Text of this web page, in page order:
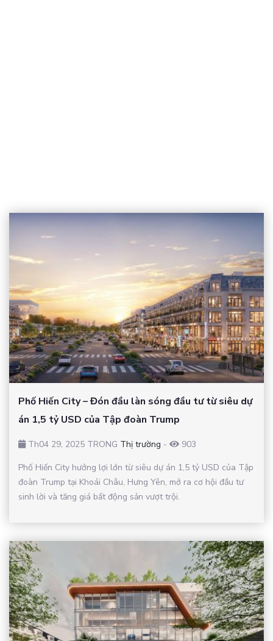
Phố Hiến City – Đón đầu làn sóng đầu tư từ siêu dự
án 1,5 tỷ USD của Tập đoàn Trump
Th04 29, 2025 TRONG Thị trường -
903
Phố Hiến City hưởng lợi lớn từ siêu dự án 1,5 tỷ USD của Tập
đoàn Trump tại Khoái Châu, Hưng Yên, mở ra cơ hội đầu tư
sinh lời và tăng giá bất động sản vượt trội.